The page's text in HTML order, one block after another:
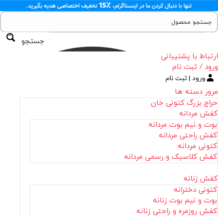
جستجو
ارتباط با پشتیبانی
ورود / ثبت نام
ورود | ثبت نام
مرور دسته ها
حراج بزرگ کتونی خان
کفش مردانه
بوت و نیم بوت مردانه
کفش راحتی مردانه
کتونی مردانه
کفش کلاسیک و رسمی مردانه
کفش زنانه
کتونی دخترانه
بوت و نیم بوت زنانه
کفش روزمره و راحتی زنانه